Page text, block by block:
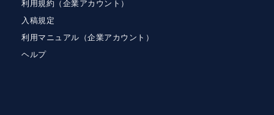
利用規約（企業アカウント）
入稿規定
利用マニュアル（企業アカウント）
ヘルプ